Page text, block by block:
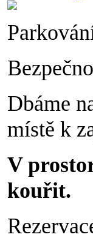
Dbáme
místě k
V
kouřit.